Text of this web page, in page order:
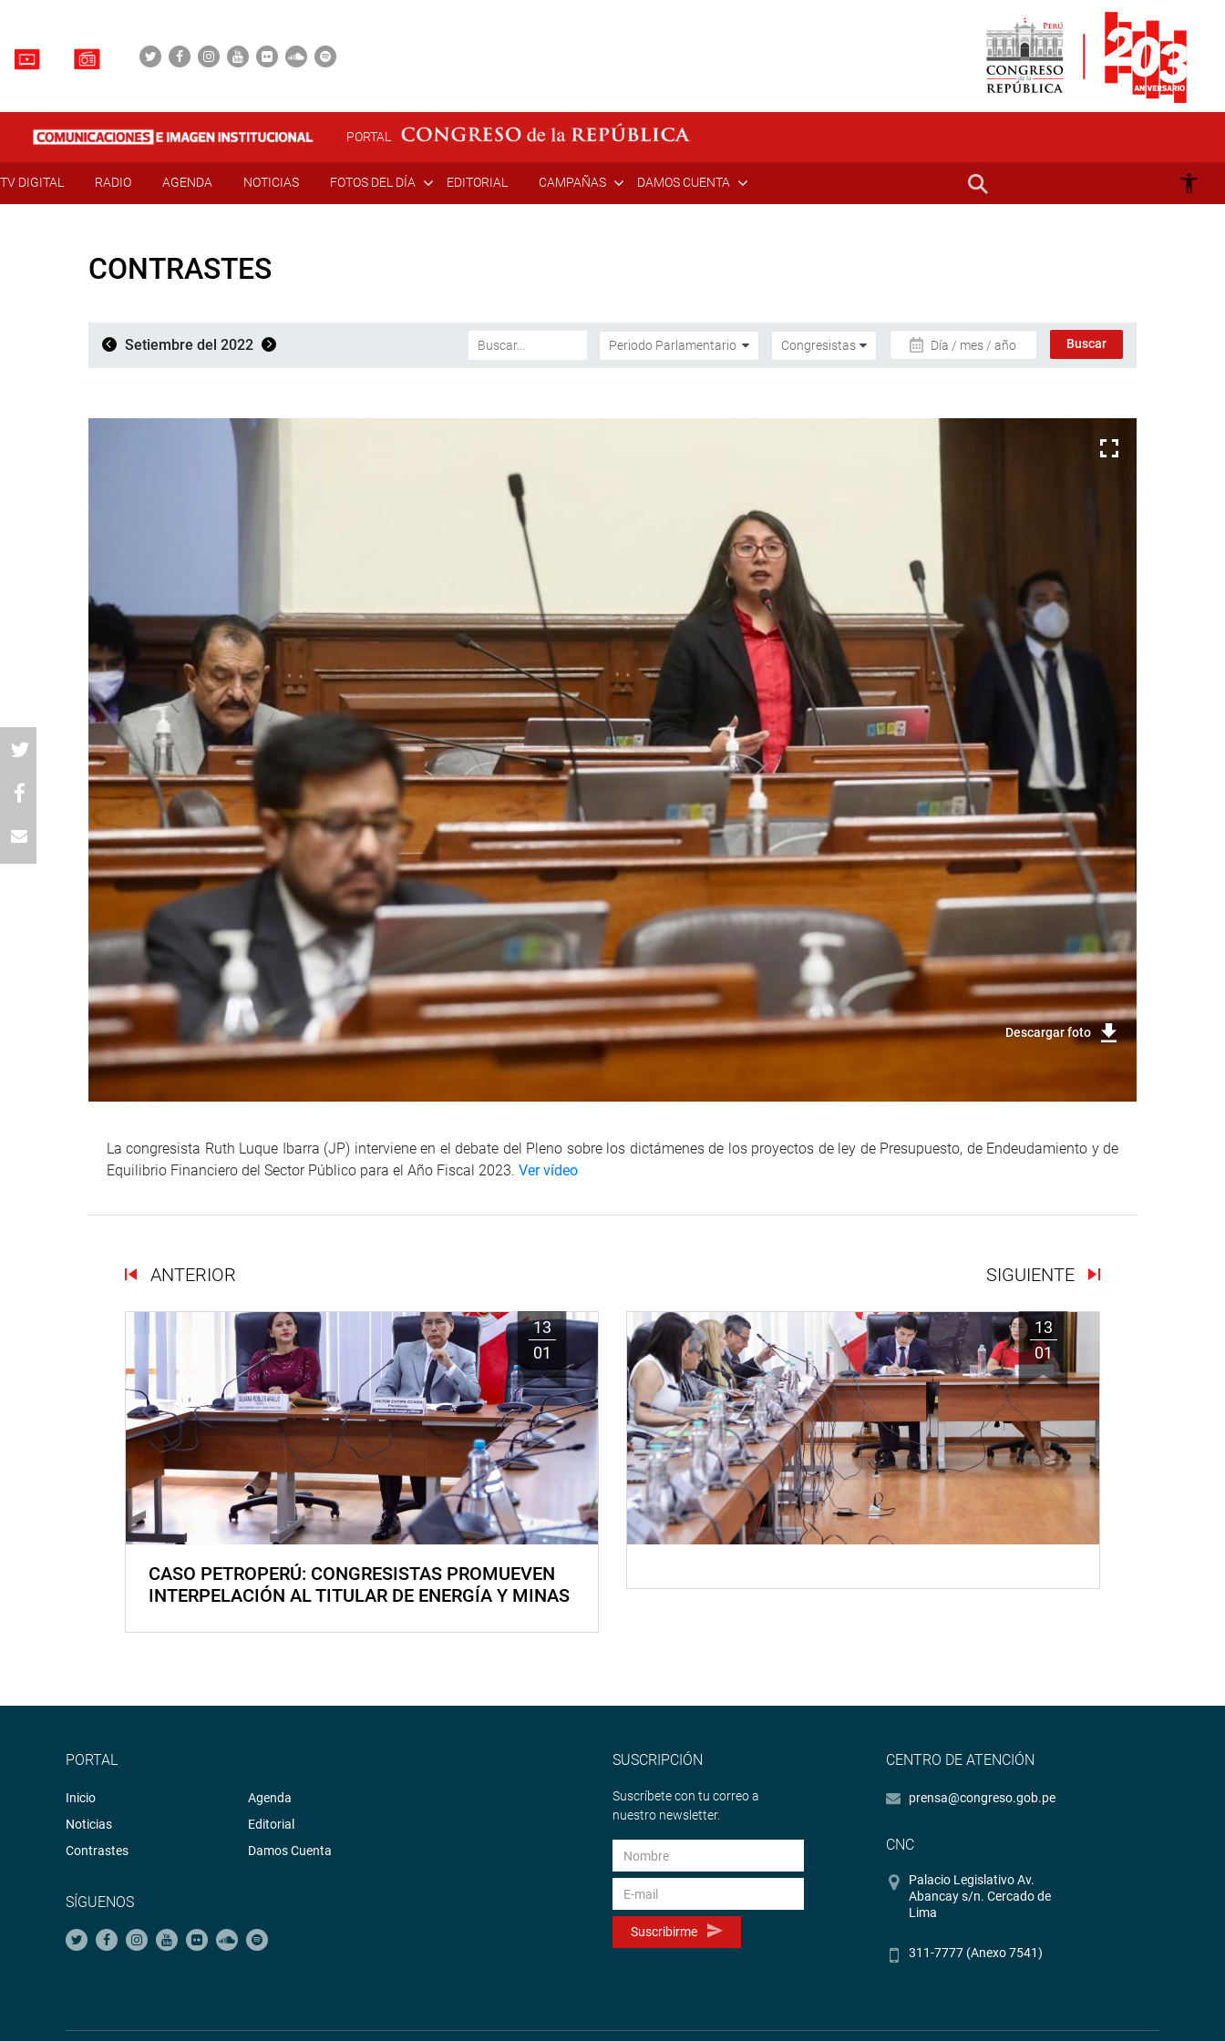
PORTAL
TV DIGITAL RADIO AGENDA NOTICIAS FOTOS DEL DÍA EDITORIAL CAMPAÑAS DAMOS CUENTA
CONTRASTES
Setiembre del 2022 Día / mes / año
Descargar foto
La congresista Ruth Luque Ibarra (JP) interviene en el debate del Pleno sobre los dictámenes de los proyectos de ley de Presupuesto, de Endeudamiento y de
Equilibrio Financiero del Sector Público para el Año Fiscal 2023. Ver vídeo
ANTERIOR SIGUIENTE
13
01
CASO PETROPERÚ: CONGRESISTAS PROMUEVEN
INTERPELACIÓN AL TITULAR DE ENERGÍA Y MINAS
13
01
PORTAL
Inicio
Noticias
Contrastes
Agenda
Editorial
Damos Cuenta
SÍGUENOS
SUSCRIPCIÓN
Suscríbete con tu correo a
nuestro newsletter.
Suscribirme
CENTRO DE ATENCIÓN
prensa@congreso.gob.pe
CNC
Palacio Legislativo Av.
Abancay s/n. Cercado de
Lima
311-7777 (Anexo 7541)